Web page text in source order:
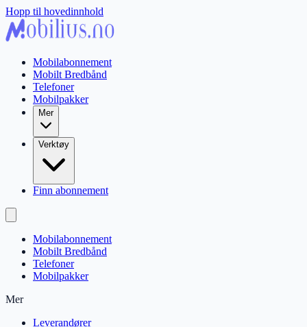
Hopp til hovedinnhold
Mobilabonnement
Mobilt Bredbånd
Telefoner
Mobilpakker
Mer
Verktøy
Finn abonnement
Mobilabonnement
Mobilt Bredbånd
Telefoner
Mobilpakker
Mer
Leverandører